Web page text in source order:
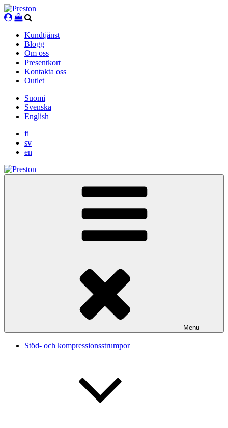
Skip
to
Kundtjänst
Blogg
Om oss
Presentkort
Kontakta oss
Outlet
Suomi
Svenska
English
fi
sv
en
Menu
Stöd- och kompressionsstrumpor